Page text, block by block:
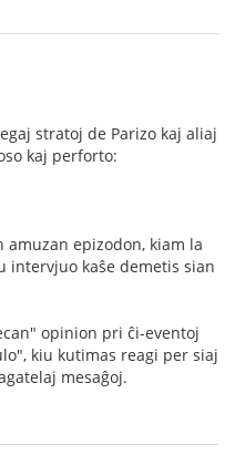
stratoj de Parizo kaj aliaj
kaj perforto:
amuzan epizodon, kiam la
intervjuo kaŝe demetis sian
opinion pri ĉi-eventoj
kiu kutimas reagi per siaj
mesaĝoj.